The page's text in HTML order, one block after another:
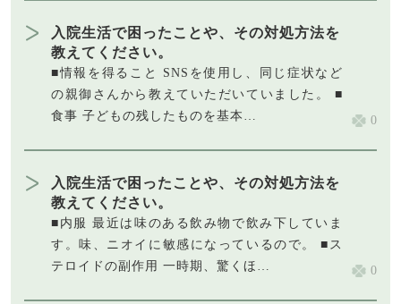
入院生活で困ったことや、その対処方法を
教えてください。
■情報を得ること SNSを使用し、同じ症状など
の親御さんから教えていただいていました。 ■
食事 子どもの残したものを基本…
0
入院生活で困ったことや、その対処方法を
教えてください。
■内服 最近は味のある飲み物で飲み下していま
す。味、ニオイに敏感になっているので。 ■ス
テロイドの副作用 一時期、驚くほ…
0